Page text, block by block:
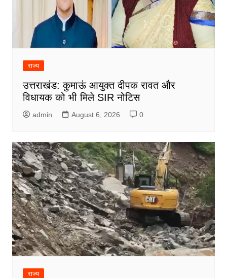
राज्य
उत्तराखंड: कुमाऊं आयुक्त दीपक रावत और
विधायक को भी मिले SIR नोटिस
admin August 6, 2026 0
राज्य